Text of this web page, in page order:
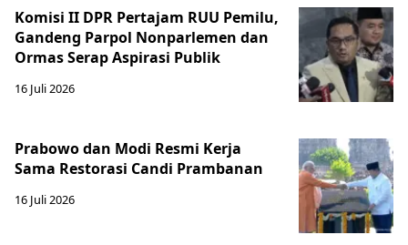
Komisi II DPR Pertajam RUU Pemilu,
Gandeng Parpol Nonparlemen dan
Ormas Serap Aspirasi Publik
16 Juli 2026
Prabowo dan Modi Resmi Kerja
Sama Restorasi Candi Prambanan
16 Juli 2026